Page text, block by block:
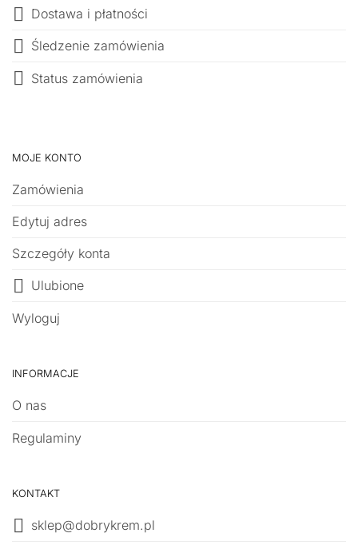
Dostawa i płatności
Śledzenie zamówienia
Status zamówienia
MOJE KONTO
Zamówienia
Edytuj adres
Szczegóły konta
Ulubione
Wyloguj
INFORMACJE
O nas
Regulaminy
KONTAKT
sklep@dobrykrem.pl